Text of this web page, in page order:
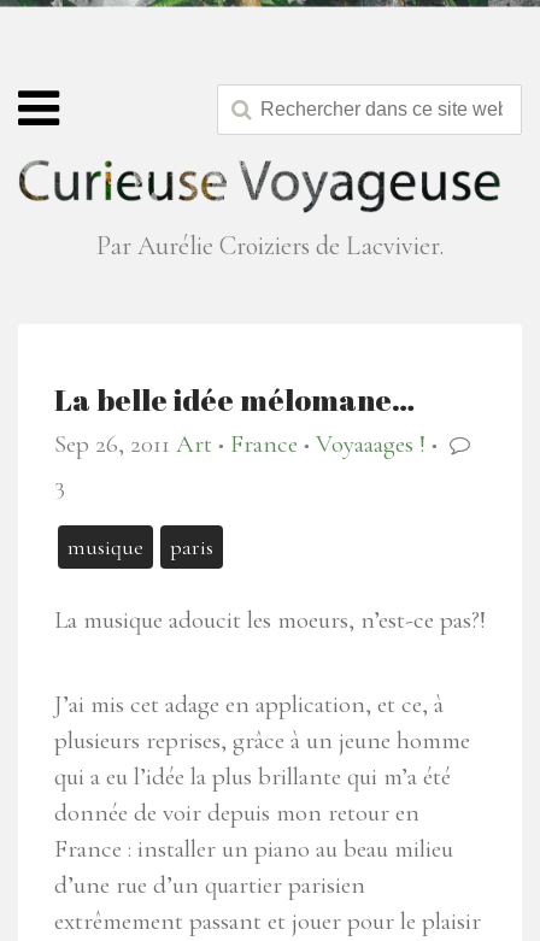
Par Aurélie Croiziers de Lacvivier.
La belle idée mélomane…
Sep 26, 2011 Art ● France ● Voyaaages ! ●
3
musique paris
La musique adoucit les moeurs, n’est-ce pas?!
J’ai mis cet adage en application, et ce, à
plusieurs reprises, grâce à un jeune homme
qui a eu l’idée la plus brillante qui m’a été
donnée de voir depuis mon retour en
France : installer un piano au beau milieu
d’une rue d’un quartier parisien
extrêmement passant et jouer pour le plaisir